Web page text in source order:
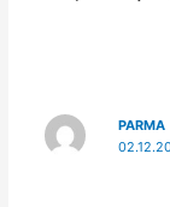
PARMA